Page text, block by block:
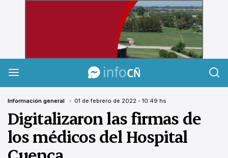
InfoCañuelas
Información general 01 de febrero de 2022 - 10:49 hs
Digitalizaron las firmas de
los médicos del Hospital